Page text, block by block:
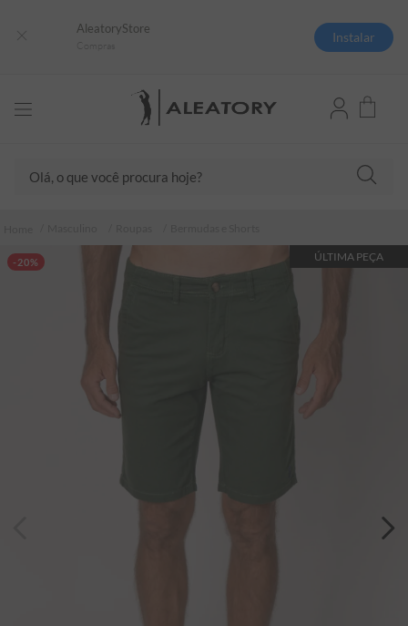
AleatoryStore
Instalar
ÚLTIMA PEÇA
-20%
camisas polo
2º
camiseta listrada
6
º
manga longa